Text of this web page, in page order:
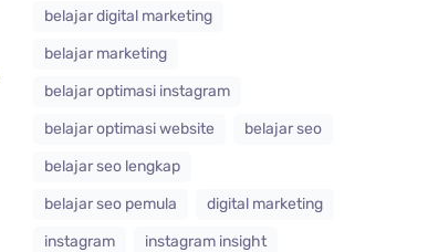
belajar digital marketing
belajar marketing
belajar optimasi instagram
belajar optimasi website
belajar seo
belajar seo lengkap
belajar seo pemula
digital marketing
instagram
instagram insight